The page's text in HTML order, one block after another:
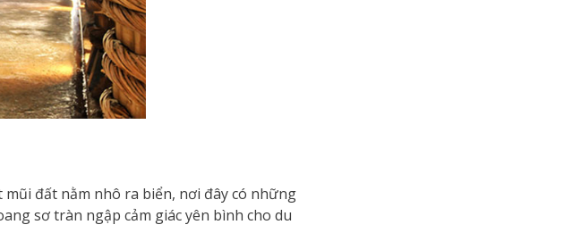
mũi đất nằm nhô ra biển, nơi đây có những
sơ tràn ngập cảm giác yên bình cho du